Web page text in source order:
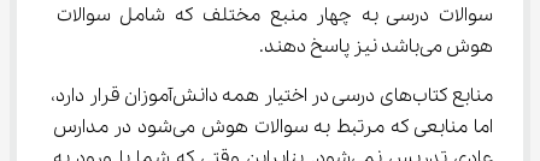
سوالات درسی به چهار منبع مختلف که شامل سوالات
هوش می‌باشد نیز پاسخ دهند.
منابع کتاب‌های درسی در اختیار همه دانش‌آموزان قرار دارد،
اما منابعی که مرتبط به سوالات هوش می‌شود در مدارس